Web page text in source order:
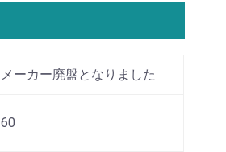
メーカー廃盤となりました
60